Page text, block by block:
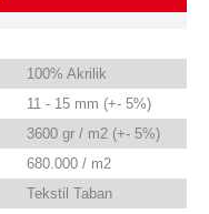
100% Akrilik
11 - 15 mm (+- 5%)
3600 gr / m2 (+- 5%)
680.000 / m2
Tekstil Taban